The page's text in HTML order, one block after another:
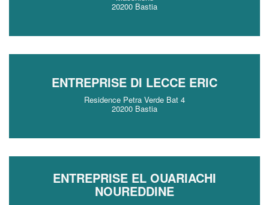
20200 Bastia
ENTREPRISE DI LECCE ERIC
Residence Petra Verde Bat 4
20200 Bastia
ENTREPRISE EL OUARIACHI
NOUREDDINE